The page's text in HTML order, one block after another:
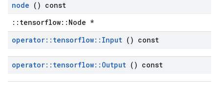
node () const
::tensorflow::Node *
operator:: tensorflow:: Input () const
operator:: tensorflow:: Output () const